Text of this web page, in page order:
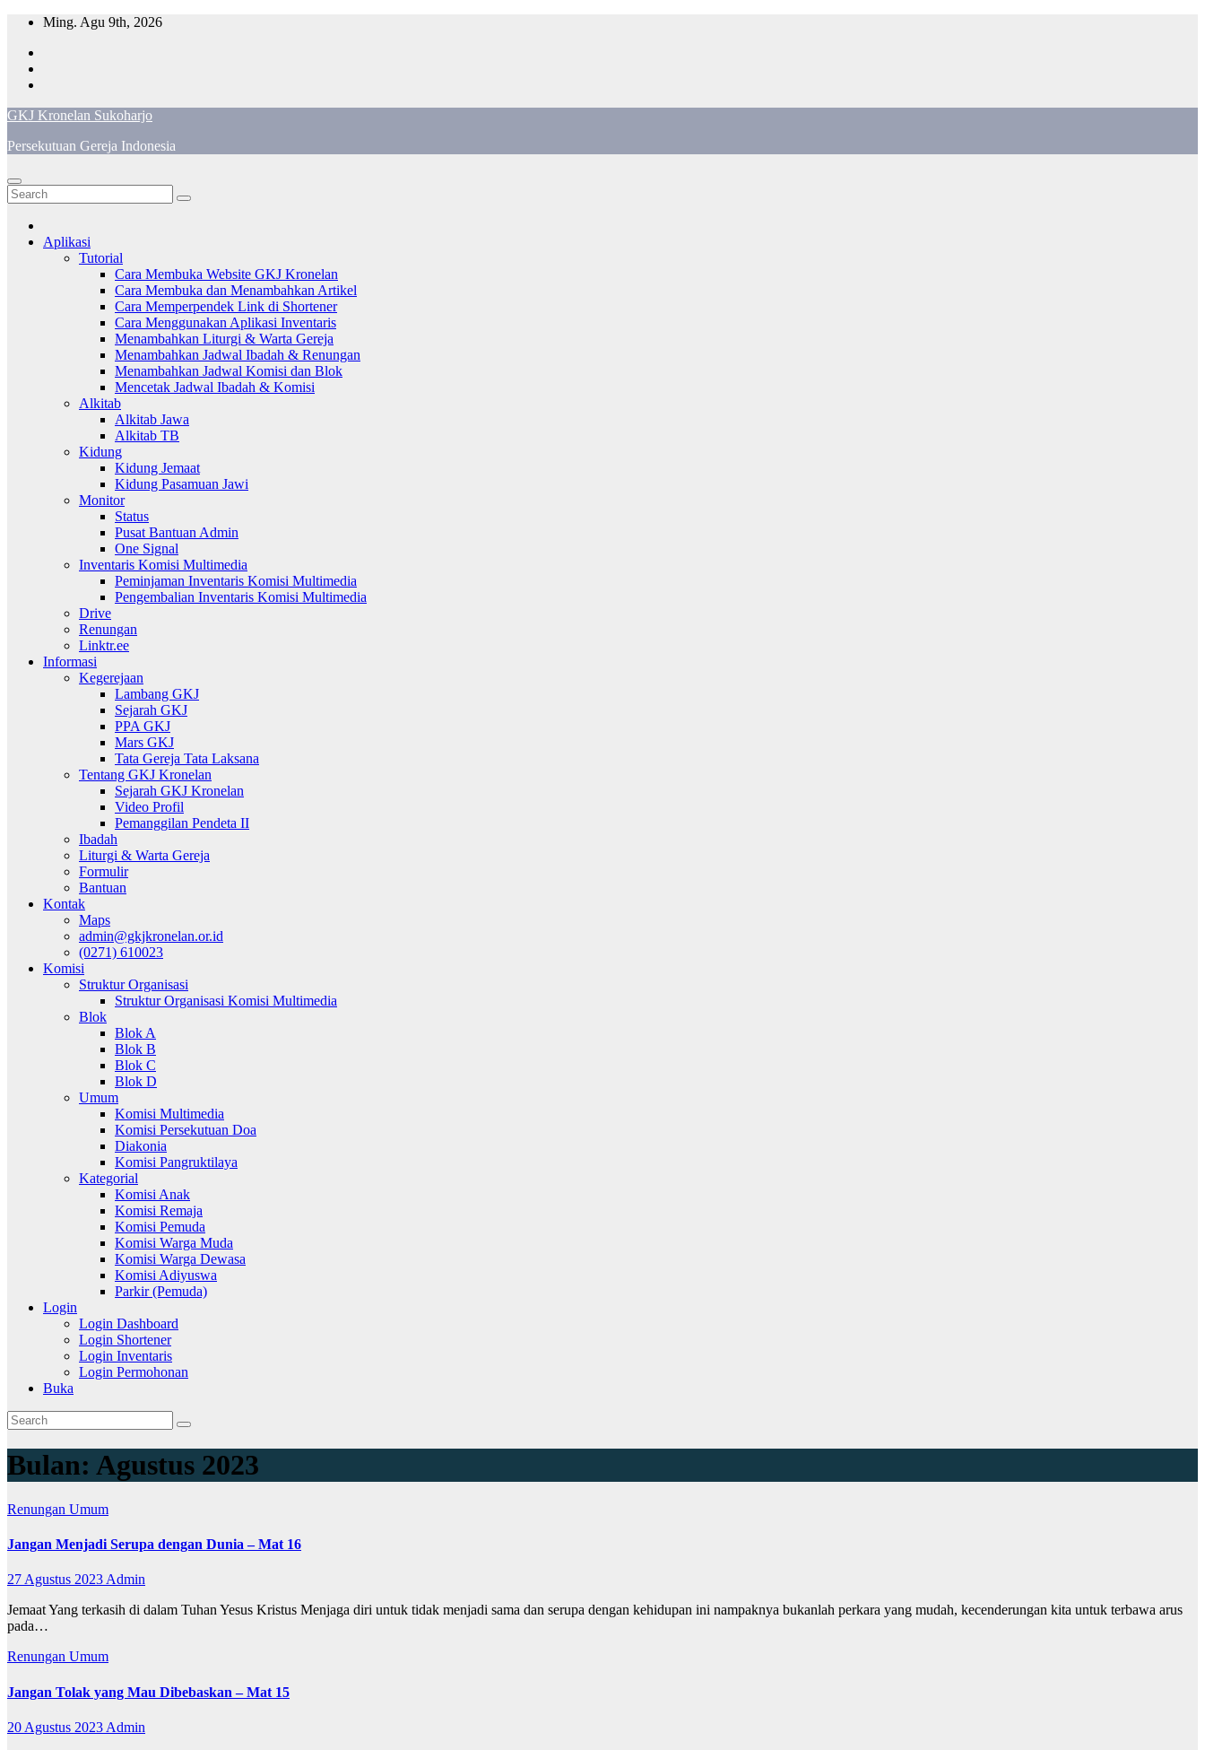
Skip
content
Ming. Agu 9th, 2026
GKJ Kronelan Sukoharjo
Persekutuan Gereja Indonesia
Aplikasi
Tutorial
Cara Membuka Website GKJ Kronelan
Cara Membuka dan Menambahkan Artikel
Cara Memperpendek Link di Shortener
Cara Menggunakan Aplikasi Inventaris
Menambahkan Liturgi & Warta Gereja
Menambahkan Jadwal Ibadah & Renungan
Menambahkan Jadwal Komisi dan Blok
Mencetak Jadwal Ibadah & Komisi
Alkitab
Alkitab Jawa
Alkitab TB
Kidung
Kidung Jemaat
Kidung Pasamuan Jawi
Monitor
Status
Pusat Bantuan Admin
One Signal
Inventaris Komisi Multimedia
Peminjaman Inventaris Komisi Multimedia
Pengembalian Inventaris Komisi Multimedia
Drive
Renungan
Linktr.ee
Informasi
Kegerejaan
Lambang GKJ
Sejarah GKJ
PPA GKJ
Mars GKJ
Tata Gereja Tata Laksana
Tentang GKJ Kronelan
Sejarah GKJ Kronelan
Video Profil
Pemanggilan Pendeta II
Ibadah
Liturgi & Warta Gereja
Formulir
Bantuan
Kontak
Maps
admin@gkjkronelan.or.id
(0271) 610023
Komisi
Struktur Organisasi
Struktur Organisasi Komisi Multimedia
Blok
Blok A
Blok B
Blok C
Blok D
Umum
Komisi Multimedia
Komisi Persekutuan Doa
Diakonia
Komisi Pangruktilaya
Kategorial
Komisi Anak
Komisi Remaja
Komisi Pemuda
Komisi Warga Muda
Komisi Warga Dewasa
Komisi Adiyuswa
Parkir (Pemuda)
Login
Login Dashboard
Login Shortener
Login Inventaris
Login Permohonan
Buka
Bulan: Agustus 2023
Renungan Umum
Jangan Menjadi Serupa dengan Dunia – Mat 16
27 Agustus 2023Admin
Jemaat Yang terkasih di dalam Tuhan Yesus Kristus Menjaga diri untuk tidak menjadi sama dan serupa dengan kehidupan ini nampaknya bukanlah perkara yang mudah, kecenderungan kita untuk terbawa arus
pada…
Renungan Umum
Jangan Tolak yang Mau Dibebaskan – Mat 15
20 Agustus 2023 Admin